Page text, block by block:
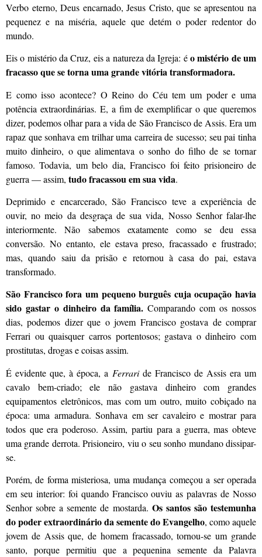
Verbo eterno, Deus encarnado, Jesus Cristo, que se apresentou na
pequenez e na miséria, aquele que detém o poder redentor do
mundo.
Eis o mistério da Cruz, eis a natureza da Igreja: éo mistério de um
fracasso que se torna uma grande vitória transformadora.
E como isso acontece? O Reino do Céu tem um poder e uma
potência extraordinárias. E, a fim de exemplificar o que queremos
dizer, podemos olhar para a vida de São Francisco de Assis. Era um
rapaz que sonhava em trilhar uma carreira de sucesso; seu pai tinha
muito dinheiro, o que alimentava o sonho do filho de se tornar
famoso. Todavia, um belo dia, Francisco foi feito prisioneiro de
guerra — assim, tudo fracassou em sua vida.
Deprimido e encarcerado, São Francisco teve a experiência de
ouvir, no meio da desgraça de sua vida, Nosso Senhor falar-lhe
interiormente. Não sabemos exatamente como se deu essa
conversão. No entanto, ele estava preso, fracassado e frustrado;
mas, quando saiu da prisão e retornou à casa do pai, estava
transformado.
São Francisco fora um pequeno burguês cuja ocupação havia
sido gastar o dinheiro da família. Comparando com os nossos
dias, podemos dizer que o jovem Francisco gostava de comprar
Ferrari ou quaisquer carros portentosos; gastava o dinheiro com
prostitutas, drogas e coisas assim.
É evidente que, à época, a Ferraride Francisco de Assis era um
cavalo bem-criado; ele não gastava dinheiro com grandes
equipamentos eletrônicos, mas com um outro, muito cobiçado na
época: uma armadura. Sonhava em ser cavaleiro e mostrar para
todos que era poderoso. Assim, partiu para a guerra, mas obteve
uma grande derrota. Prisioneiro, viu o seu sonho mundano dissipar-
se.
Porém, de forma misteriosa, uma mudança começou a ser operada
em seu interior: foi quando Francisco ouviu as palavras de Nosso
Senhor sobre a semente de mostarda. Os santos são testemunha
do poder extraordinário da semente do Evangelho, como aquele
jovem de Assis que, de homem fracassado, tornou-se um grande
santo, porque permitiu que a pequenina semente da Palavra